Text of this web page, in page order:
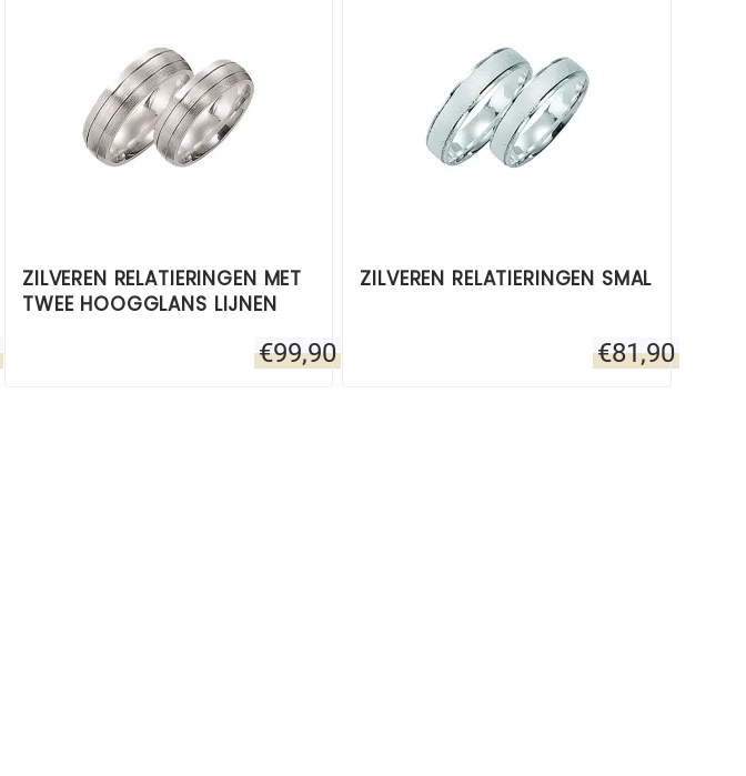
ZILVEREN RELATIERINGEN MET
TWEE HOOGGLANS LIJNEN
€99,90
ZILVEREN RELATIERINGEN SMAL
€81,90